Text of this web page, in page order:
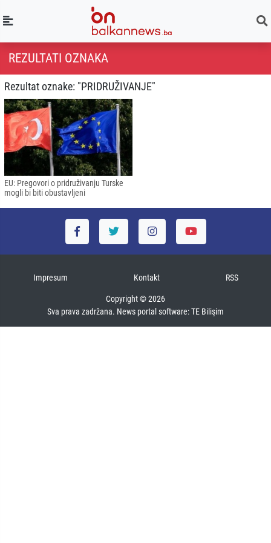
REZULTATI OZNAKA
Rezultat oznake: "PRIDRUŽIVANJE"
EU: Pregovori o pridruživanju Turske
mogli bi biti obustavljeni
Impresum Kontakt RSS
Copyright © 2026
Sva prava zadržana. News portal software:TE Bilişim